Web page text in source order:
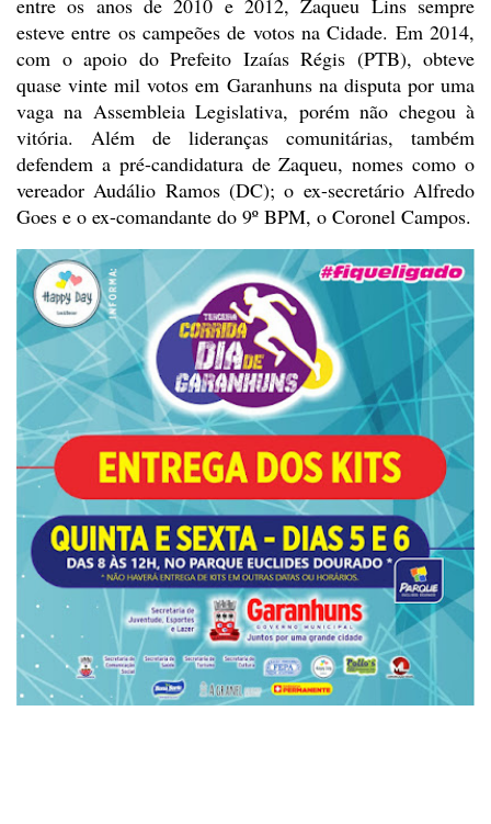
entre os anos de 2010 e 2012, Zaqueu Lins sempre
esteve entre os campeões de votos na Cidade. Em 2014,
com oapoio do Prefeito Izaías Régis (PTB), obteve
quase vinte mil votos em Garanhunsna disputa por uma
vaga na Assembleia Legislativa, porém não chegou à
vitória. Além de lideranças comunitárias, também
defendem a pré-candidatura de Zaqueu, nomes como o
vereador Audálio Ramos (DC); o ex-secretário Alfredo
Goes e o ex-comandante do 9º BPM, o Coronel Campos.